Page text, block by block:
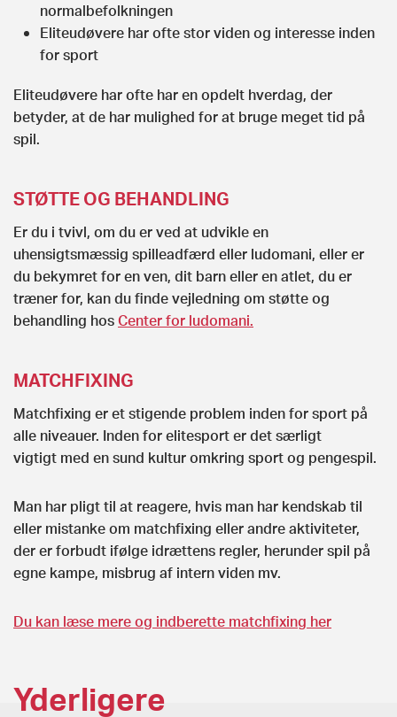
normalbefolkningen
Eliteudøvere har ofte stor viden og interesse inden
for sport
Eliteudøvere har ofte har en opdelt hverdag, der
betyder, at de har mulighed for at bruge meget tid på
spil.
STØTTE OG BEHANDLING
Er du i tvivl, om du er ved at udvikle en
uhensigtsmæssig spilleadfærd eller ludomani, eller er
du bekymret for en ven, dit barn eller en atlet, du er
træner for, kan du finde vejledning om støtte og
behandling hosCenter for ludomani.
MATCHFIXING
Matchfixing er et stigende problem inden for sport på
alle niveauer. Inden for elitesport er det særligt
vigtigt med en sund kultur omkring sport og pengespil.
Man har pligt til at reagere, hvis man har kendskab til
eller mistanke om matchfixing eller andre aktiviteter,
der er forbudt ifølge idrættens regler, herunder spil på
egne kampe, misbrug af intern viden mv.
Du kan læse mere og indberette matchfixing her
Yderligere